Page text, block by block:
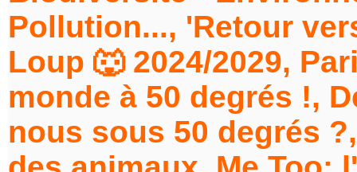
Pollution..., 'Retour
Loup 🐺 2024/2029,
monde à 50 degrés !,
nous sous 50 degrés